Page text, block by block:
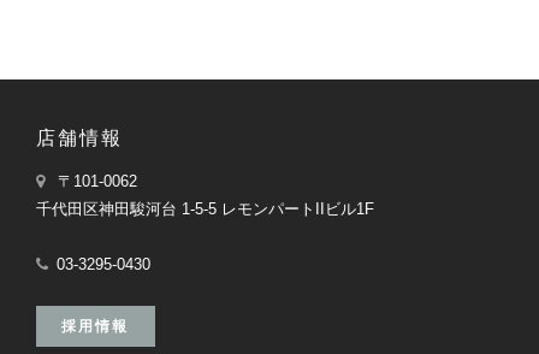
店舗情報
〒101-0062
千代田区神田駿河台 1-5-5 レモンパートIIビル1F
03-3295-0430
採用情報